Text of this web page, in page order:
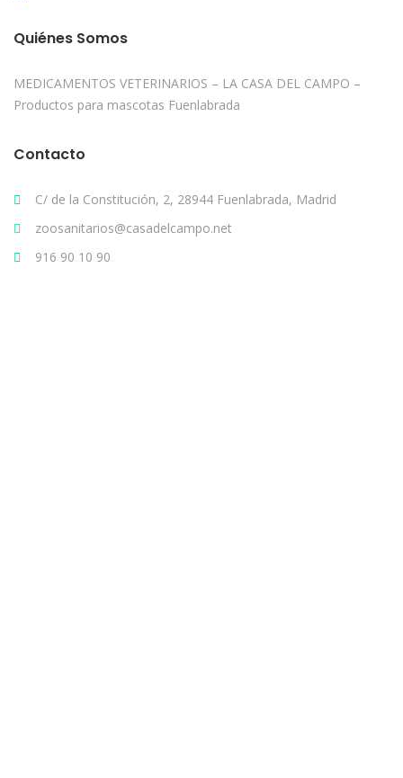
Quiénes Somos
MEDICAMENTOS VETERINARIOS – LA CASA DEL CAMPO –
Productos para mascotas Fuenlabrada
Contacto
C/ de la Constitución, 2, 28944 Fuenlabrada, Madrid
zoosanitarios@casadelcampo.net
916 90 10 90